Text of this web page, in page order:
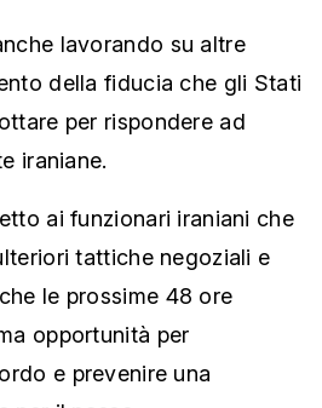
lavorando su altre
della fiducia che gli Stati
per rispondere ad
iraniane.
ai funzionari iraniani che
tattiche negoziali e
le prossime 48 ore
opportunità per
e prevenire una